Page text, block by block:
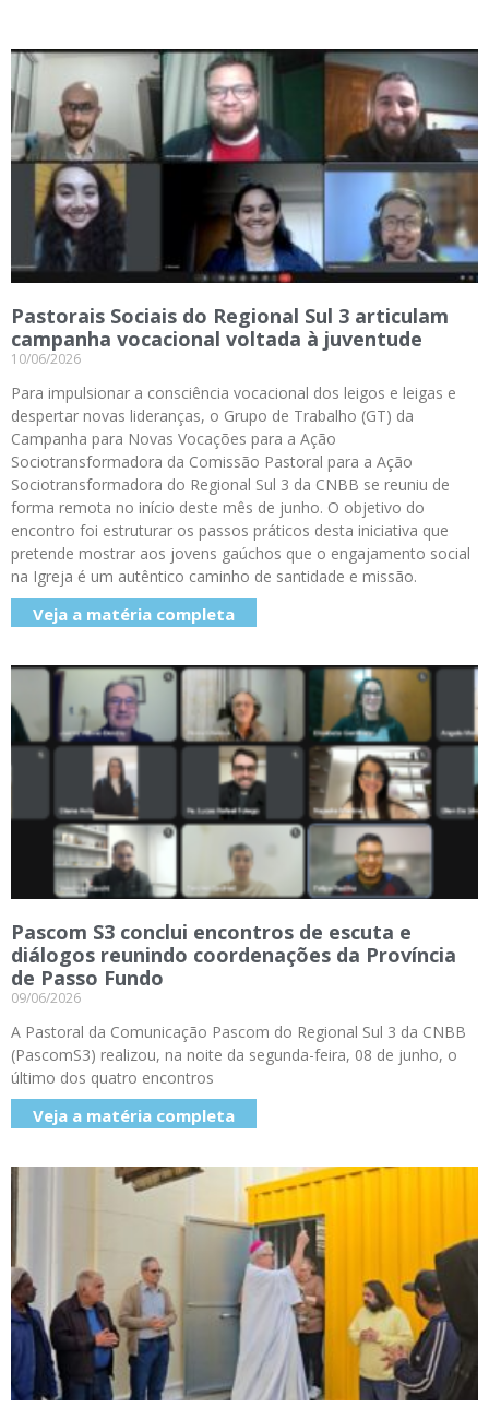
Pastorais Sociais do Regional Sul 3 articulam
campanha vocacional voltada à juventude
10/06/2026
Para impulsionar a consciência vocacional dos leigos e leigas e
despertar novas lideranças, o Grupo de Trabalho (GT) da
Campanha para Novas Vocações para a Ação
Sociotransformadora da Comissão Pastoral para a Ação
Sociotransformadora do Regional Sul 3 da CNBB se reuniu de
forma remota no início deste mês de junho. O objetivo do
encontro foi estruturar os passos práticos desta iniciativa que
pretende mostrar aos jovens gaúchos que o engajamento social
na Igreja é um autêntico caminho de santidade e missão.
Veja a matéria completa
Pascom S3 conclui encontros de escuta e
diálogos reunindo coordenações da Província
de Passo Fundo
09/06/2026
A Pastoral da Comunicação Pascom do Regional Sul 3 da CNBB
(PascomS3) realizou, na noite da segunda-feira, 08 de junho, o
último dos quatro encontros
Veja a matéria completa